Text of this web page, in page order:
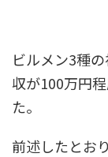
ビルメン3種
収が100万円
た。
前述したとお